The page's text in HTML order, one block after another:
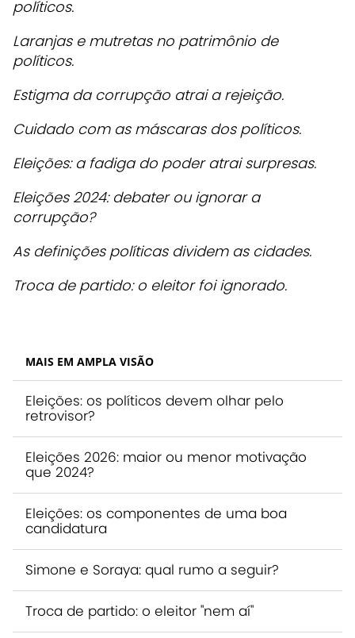
políticos.
Laranjas e mutretas no patrimônio de
políticos.
Estigma da corrupção atrai a rejeição.
Cuidado com as máscaras dos políticos.
Eleições: a fadiga do poder atrai surpresas.
Eleições 2024: debater ou ignorar a
corrupção?
As definições políticas dividem as cidades.
Troca de partido: o eleitor foi ignorado.
MAIS EM AMPLA VISÃO
Eleições: os políticos devem olhar pelo
retrovisor?
Eleições 2026: maior ou menor motivação
que 2024?
Eleições: os componentes de uma boa
candidatura
Simone e Soraya: qual rumo a seguir?
Troca de partido: o eleitor "nem aí"